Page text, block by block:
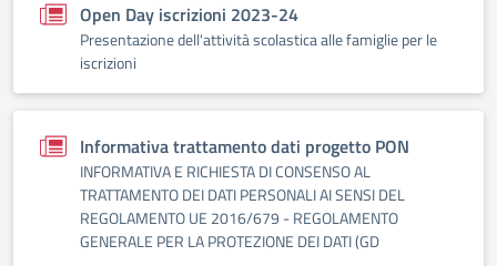
Open Day iscrizioni 2023-24
Presentazione dell'attività scolastica alle famiglie per le
iscrizioni
Informativa trattamento dati progetto PON
INFORMATIVA E RICHIESTA DI CONSENSO AL
TRATTAMENTO DEI DATI PERSONALI AI SENSI DEL
REGOLAMENTO UE 2016/679 - REGOLAMENTO
GENERALE PER LA PROTEZIONE DEI DATI (GD